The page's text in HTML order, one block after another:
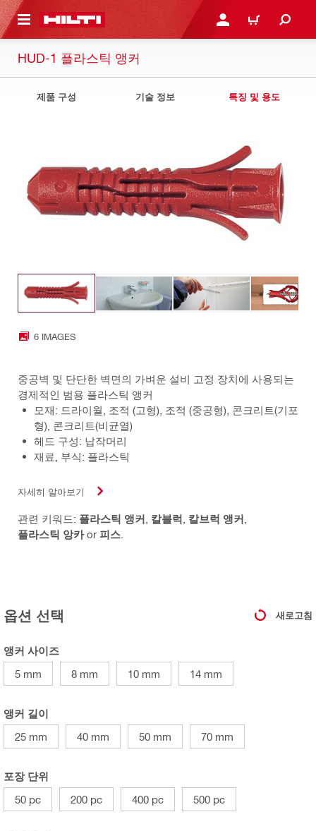
으로 건너뛰기 로그인 또는 회원가입
장바구니
HUD-1 플라스틱 앵커
제품 구성 기술 정보 특징 및 용도
6 IMAGES
중공벽 및 단단한 벽면의 가벼운 설비 고정 장치에 사용되는
경제적인 범용 플라스틱 앵커
모재: 드라이월, 조적 (고형), 조적 (중공형), 콘크리트(기포
형), 콘크리트(비균열)
헤드 구성: 납작머리
재료, 부식: 플라스틱
자세히 알아보기
관련 키워드: 플라스틱 앵커 칼블럭 칼브럭 앵커
플라스틱 앙카or 피스
옵션 선택 새로고침
앵커 사이즈
5 mm
8 mm 10 mm 14 mm
앵커 길이
25 mm
40 mm 50 mm 70 mm
포장 단위
50 pc
200 pc 400 pc 500 pc